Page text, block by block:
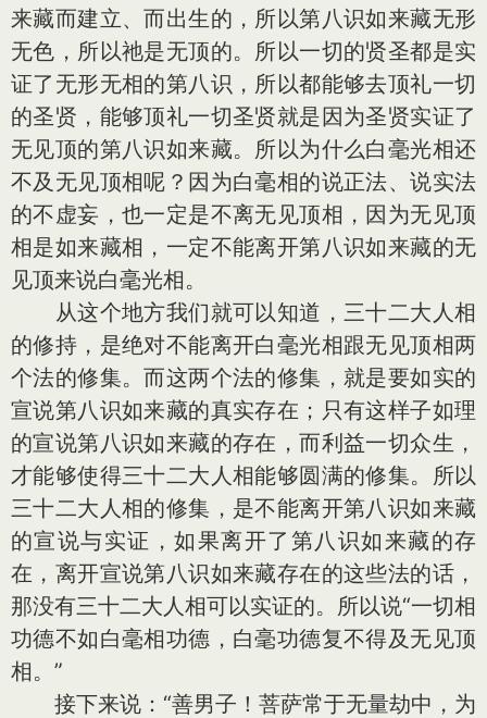
来藏而建立、而出生的，所以第八识如来藏无形
无色，所以祂是无顶的。所以一切的贤圣都是实
证了无形无相的第八识，所以都能够去顶礼一切
的圣贤，能够顶礼一切圣贤就是因为圣贤实证了
无见顶的第八识如来藏。所以为什么白毫光相还
不及无见顶相呢？因为白毫相的说正法、说实法
的不虚妄，也一定是不离无见顶相，因为无见顶
相是如来藏相，一定不能离开第八识如来藏的无
见顶来说白毫光相。
从这个地方我们就可以知道，三十二大人相
的修持，是绝对不能离开白毫光相跟无见顶相两
个法的修集。而这两个法的修集，就是要如实的
宣说第八识如来藏的真实存在；只有这样子如理
的宣说第八识如来藏的存在，而利益一切众生，
才能够使得三十二大人相能够圆满的修集。所以
三十二大人相的修集，是不能离开第八识如来藏
的宣说与实证，如果离开了第八识如来藏的存
在，离开宣说第八识如来藏存在的这些法的话，
那没有三十二大人相可以实证的。所以说“一切相
功德不如白毫相功德，白毫功德复不得及无见顶
相。”
接下来说：“善男子！菩萨常于无量劫中，为